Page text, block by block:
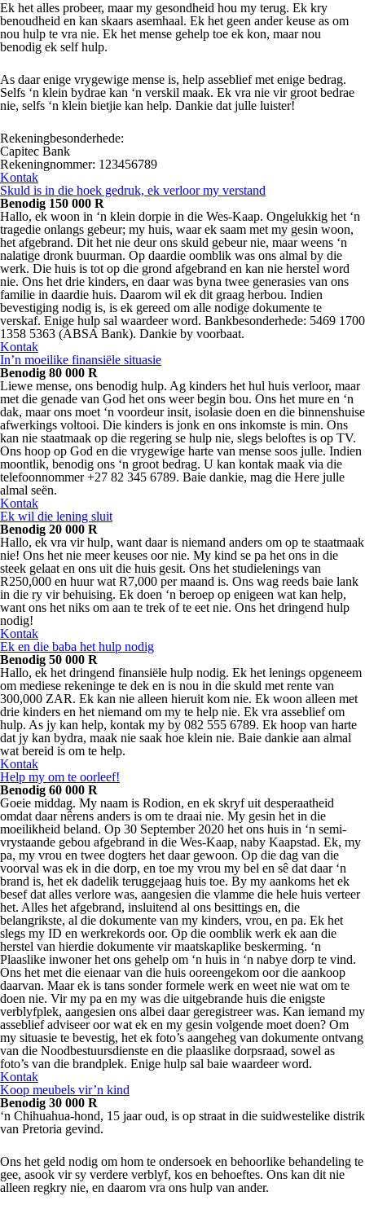
Ek het alles probeer, maar my gesondheid hou my terug. Ek kry
benoudheid en kan skaars asemhaal. Ek het geen ander keuse as om
nou hulp te vra nie. Ek het mense gehelp toe ek kon, maar nou
benodig ek self hulp.
As daar enige vrygewige mense is, help asseblief met enige bedrag.
Selfs ‘n klein bydrae kan ‘n verskil maak. Ek vra nie vir groot bedrae
nie, selfs ‘n klein bietjie kan help. Dankie dat julle luister!
Rekeningbesonderhede:
Capitec Bank
Rekeningnommer: 123456789
Kontak
Skuld is in die hoek gedruk, ek verloor my verstand
Benodig 150 000 R
Hallo, ek woon in ‘n klein dorpie in die Wes-Kaap. Ongelukkig het ‘n
tragedie onlangs gebeur; my huis, waar ek saam met my gesin woon,
het afgebrand. Dit het nie deur ons skuld gebeur nie, maar weens ‘n
nalatige dronk buurman. Op daardie oomblik was ons almal by die
werk. Die huis is tot op die grond afgebrand en kan nie herstel word
nie. Ons het drie kinders, en daar was byna twee generasies van ons
familie in daardie huis. Daarom wil ek dit graag herbou. Indien
bevestiging nodig is, is ek gereed om alle nodige dokumente te
verskaf. Enige hulp sal waardeer word. Bankbesonderhede: 5469 1700
1358 5363 (ABSA Bank). Dankie by voorbaat.
Kontak
In’n moeilike finansiële situasie
Benodig 80 000 R
Liewe mense, ons benodig hulp. Ag kinders het hul huis verloor, maar
met die genade van God het ons weer begin bou. Ons het mure en ‘n
dak, maar ons moet ‘n voordeur insit, isolasie doen en die binnenshuise
afwerkings voltooi. Die kinders is jonk en ons inkomste is min. Ons
kan nie staatmaak op die regering se hulp nie, slegs beloftes is op TV.
Ons hoop op God en die vrygewige harte van mense soos julle. Indien
moontlik, benodig ons ‘n groot bedrag. U kan kontak maak via die
telefoonnommer +27 82 345 6789. Baie dankie, mag die Here julle
almal seën.
Kontak
Ek wil die lening sluit
Benodig 20 000 R
Hallo, ek vra vir hulp, want daar is niemand anders om op te staatmaak
nie! Ons het nie meer keuses oor nie. My kind se pa het ons in die
steek gelaat en ons uit die huis gesit. Ons het studielenings van
R250,000 en huur wat R7,000 per maand is. Ons wag reeds baie lank
in die ry vir behuising. Ek doen ‘n beroep op enigeen wat kan help,
want ons het niks om aan te trek of te eet nie. Ons het dringend hulp
nodig!
Kontak
Ek en die baba het hulp nodig
Benodig 50 000 R
Hallo, ek het dringend finansiële hulp nodig. Ek het lenings opgeneem
om mediese rekeninge te dek en is nou in die skuld met rente van
300,000 ZAR. Ek kan nie alleen hieruit kom nie. Ek woon alleen met
drie kinders en het niemand om my te help nie. Ek vra asseblief om
hulp. As jy kan help, kontak my by 082 555 6789. Ek hoop van harte
dat jy kan bydra, maak nie saak hoe klein nie. Baie dankie aan almal
wat bereid is om te help.
Kontak
Help my om te oorleef!
Benodig 60 000 R
Goeie middag. My naam is Rodion, en ek skryf uit desperaatheid
omdat daar nêrens anders is om te draai nie. My gesin het in die
moeilikheid beland. Op 30 September 2020 het ons huis in ‘n semi-
vrystaande gebou afgebrand in die Wes-Kaap, naby Kaapstad. Ek, my
pa, my vrou en twee dogters het daar gewoon. Op die dag van die
voorval was ek in die dorp, en toe my vrou my bel en sê dat daar ‘n
brand is, het ek dadelik teruggejaag huis toe. By my aankoms het ek
besef dat alles verlore was, aangesien die vlamme die hele huis verteer
het. Alles het afgebrand, insluitend al ons besittings en, die
belangrikste, al die dokumente van my kinders, vrou, en pa. Ek het
slegs my ID en werkrekords oor. Op die oomblik werk ek aan die
herstel van hierdie dokumente vir maatskaplike beskerming. ‘n
Plaaslike inwoner het ons gehelp om ‘n huis in ‘n nabye dorp te vind.
Ons het met die eienaar van die huis ooreengekom oor die aankoop
daarvan. Maar ek is tans sonder formele werk en weet nie wat om te
doen nie. Vir my pa en my was die uitgebrande huis die enigste
verblyfplek, aangesien ons albei daar geregistreer was. Kan iemand my
asseblief adviseer oor wat ek en my gesin volgende moet doen? Om
my situasie te bevestig, het ek foto’s aangeheg van dokumente ontvang
van die Noodbestuursdienste en die plaaslike dorpsraad, sowel as
foto’s van die brandplek. Enige hulp sal baie waardeer word.
Kontak
Koop meubels vir’n kind
Benodig 30 000 R
‘n Chihuahua-hond, 15 jaar oud, is op straat in die suidwestelike distrik
van Pretoria gevind.
Ons het geld nodig om hom te ondersoek en behoorlike behandeling te
gee, asook vir sy verdere verblyf, kos en behoeftes. Ons kan dit nie
alleen regkry nie, en daarom vra ons hulp van ander.